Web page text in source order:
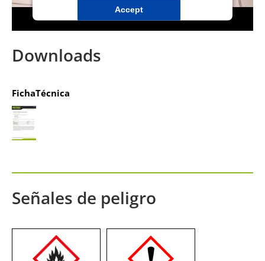
Accept
powered byUsercentrics Consent
Downloads
FichaTécnica
Señales de peligro